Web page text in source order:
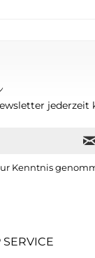
jederzeit
Kenntnis
SERVICE